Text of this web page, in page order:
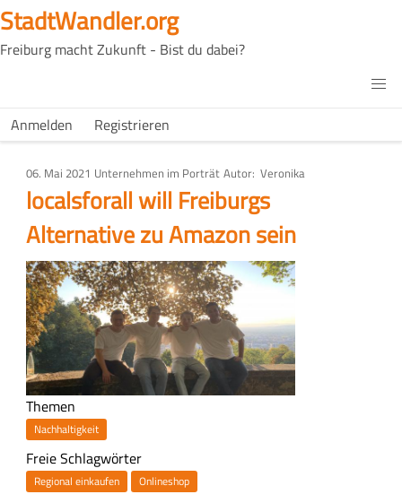
Direkt
zum
Inhalt
StadtWandler.org
Freiburg macht Zukunft - Bist du dabei?
Main
H4C
USER
Anmelden Registrieren
06. Mai 2021 Art
des
Artikels
Unternehmen im Porträt Autor Veronika
localsforall will Freiburgs
Alternative zu Amazon sein
Bild
Themen
Nachhaltigkeit
Freie Schlagwörter
Regional einkaufen Onlineshop